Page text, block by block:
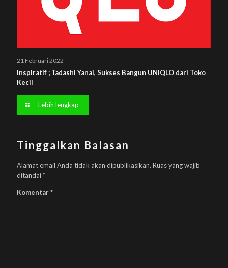
21 Februari 2022
Inspiratif ; Tadashi Yanai, Sukses Bangun UNIQLO dari Toko
Kecil
Lebih lengkap
Tinggalkan Balasan
Alamat email Anda tidak akan dipublikasikan. Ruas yang wajib
ditandai*
Komentar*